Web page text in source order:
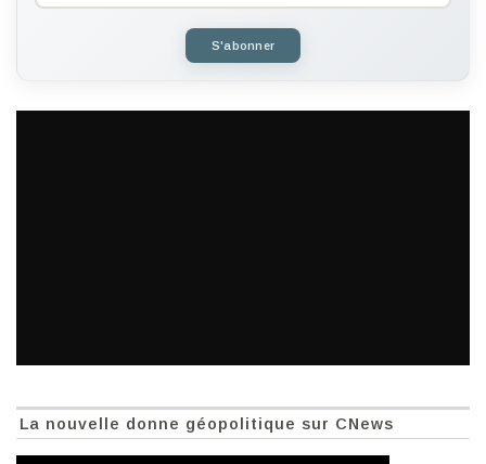
S'abonner
La nouvelle donne géopolitique sur CNews